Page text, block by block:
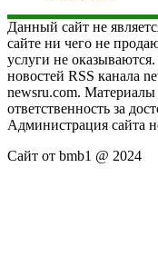
Данный сайт не
сайте ни чего не
услуги не
новостей RSS канала
newsru.com.
ответственность за
Администрация сайта
Сайт от bmb1 @ 2024